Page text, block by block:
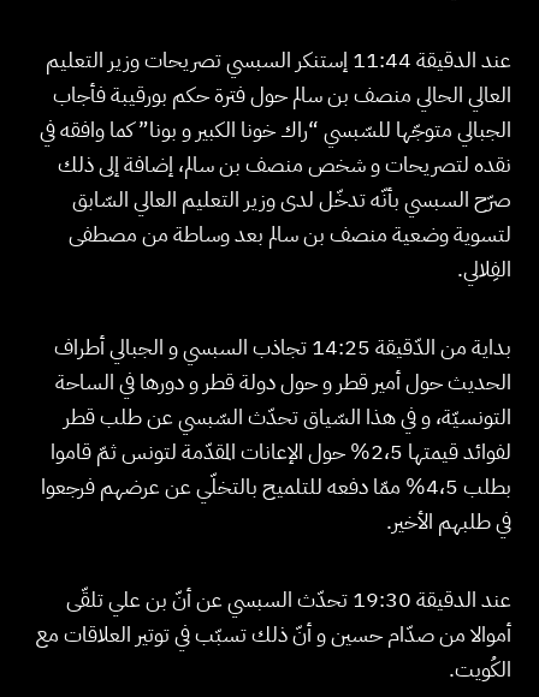
عند الدقيقة 11:44 إستنكر السبسي تصريحات وزير التعليم
العالي الحالي منصف بن سالم حول فترة حكم بورقيبة فأجاب
الجبالي متوجّها للسّبسي “راك خونا الكبير و بونا” كما وافقه في
نقده لتصريحات و شخص منصف بن سالم، إضافة إلى ذلك
صرّح السبسي بأنّه تدخّل لدى وزير التعليم العالي السّابق
لتسوية وضعية منصف بن سالم بعد وساطة من مصطفى
الفِلالي.
بداية من الدّقيقة 14:25 تجاذب السبسي و الجبالي أطراف
الحديث حول أمير قطر و حول دولة قطر و دورها في الساحة
التونسيّة، و في هذا السّياق تحدّث السّبسي عن طلب قطر
لفوائد قيمتها 2،5% حول الإعانات المقدّمة لتونس ثمّ قاموا
بطلب 4،5% ممّا دفعه للتلميح بالتخلّي عن عرضهم فرجعوا
في طلبهم الأخير.
عند الدقيقة 19:30 تحدّث السبسي عن أنّ بن علي تلقّى
أموالا من صدّام حسين و أنّ ذلك تسبّب في توتير العلاقات مع
الكُويت.